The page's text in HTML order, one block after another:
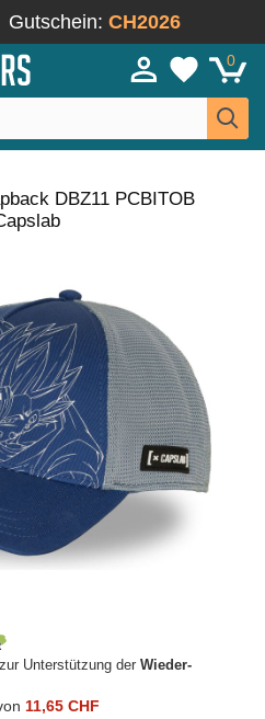
Gutschein: CH2026
0
DBZ11 PCBITOB
Unterstützung der Wieder-
11,65 CHF